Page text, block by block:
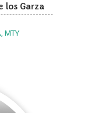
los Garza
MTY